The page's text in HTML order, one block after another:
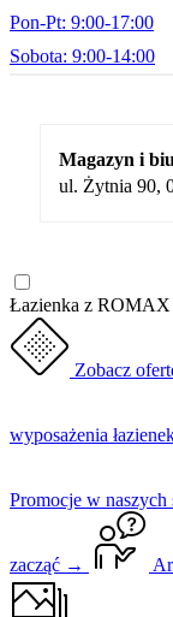
Pon-Pt: 9:00-17:00
Sobota: 9:00-14:00
Magazyn i
ul. Żytnia 90,
Łazienka z ROMAX
Zobacz
wyposażenia
Promocje w
zacząć →